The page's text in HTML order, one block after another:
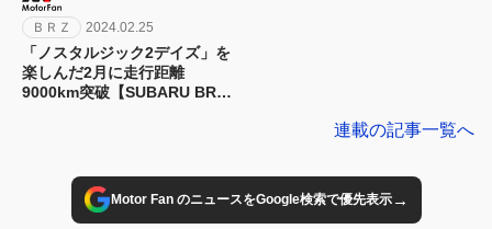
ＢＲＺ 2024.02.25
「ノスタルジック2デイズ」を
楽しんだ2月に走行距離
9000km突破【SUBARU BRZ
連載の記事一覧へ
Motor Fan のニュースをGoogle検索で優先表示→